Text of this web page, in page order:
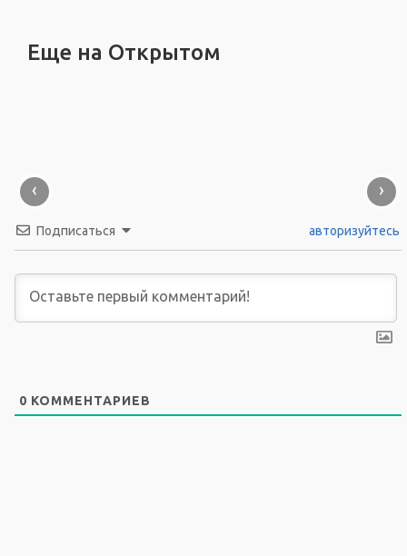
Еще на Открытом
‹ ›
Подписаться авторизуйтесь
0 КОММЕНТАРИЕВ